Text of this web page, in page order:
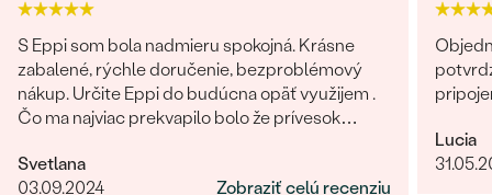
S Eppi som bola nadmieru spokojná. Krásne
zabalené, rýchle doručenie, bezproblémový
nákup. Určite Eppi do budúcna opäť využijem .
Čo ma najviac prekvapilo bolo že prívesok
Ďakujem Eppi. PS: Určite by som aktualizovala
fotky pri týchto príveskom. V realite je to
Svetlana
03.09.2024
Zobraziť celú recenziu
Lucia